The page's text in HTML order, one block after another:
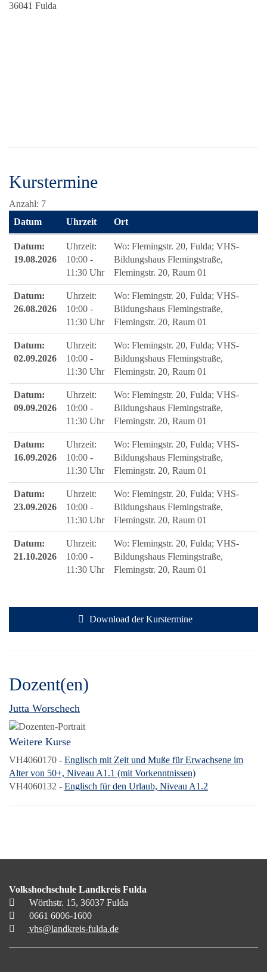
36041 Fulda
Kurstermine
Anzahl: 7
Datum Uhrzeit Ort
Datum:
19.08.2026
Uhrzeit:
10:00 -
11:30 Uhr
Wo: Flemingstr. 20, Fulda; VHS-
Bildungshaus Flemingstraße,
Flemingstr. 20, Raum 01
Datum:
26.08.2026
Uhrzeit:
10:00 -
11:30 Uhr
Wo: Flemingstr. 20, Fulda; VHS-
Bildungshaus Flemingstraße,
Flemingstr. 20, Raum 01
Datum:
02.09.2026
Uhrzeit:
10:00 -
11:30 Uhr
Wo: Flemingstr. 20, Fulda; VHS-
Bildungshaus Flemingstraße,
Flemingstr. 20, Raum 01
Datum:
09.09.2026
Uhrzeit:
10:00 -
11:30 Uhr
Wo: Flemingstr. 20, Fulda; VHS-
Bildungshaus Flemingstraße,
Flemingstr. 20, Raum 01
Datum:
16.09.2026
Uhrzeit:
10:00 -
11:30 Uhr
Wo: Flemingstr. 20, Fulda; VHS-
Bildungshaus Flemingstraße,
Flemingstr. 20, Raum 01
Datum:
23.09.2026
Uhrzeit:
10:00 -
11:30 Uhr
Wo: Flemingstr. 20, Fulda; VHS-
Bildungshaus Flemingstraße,
Flemingstr. 20, Raum 01
Datum:
21.10.2026
Uhrzeit:
10:00 -
11:30 Uhr
Wo: Flemingstr. 20, Fulda; VHS-
Bildungshaus Flemingstraße,
Flemingstr. 20, Raum 01
Download der Kurstermine
Dozent(en)
Jutta Worschech
Weitere Kurse
VH4060170 - Englisch mit Zeit und Muße für Erwachsene im
Alter von 50+, Niveau A1.1 (mit Vorkenntnissen)
VH4060132 - Englisch für den Urlaub, Niveau A1.2
Volkshochschule Landkreis Fulda
Wörthstr. 15, 36037 Fulda
0661 6006-1600
vhs@landkreis-fulda.de